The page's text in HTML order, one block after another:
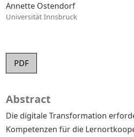
Annette Ostendorf
Universität Innsbruck
PDF
Abstract
Die digitale Transformation
Kompetenzen für die